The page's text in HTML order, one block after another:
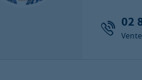
02